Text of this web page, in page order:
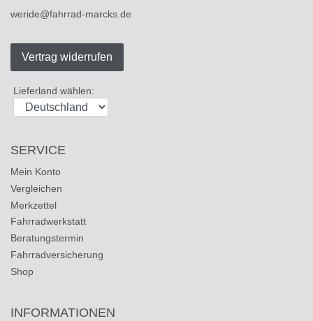
weride@fahrrad-marcks.de
Vertrag widerrufen
Lieferland wählen:
SERVICE
Mein Konto
Vergleichen
Merkzettel
Fahrradwerkstatt
Beratungstermin
Fahrradversicherung
Shop
INFORMATIONEN